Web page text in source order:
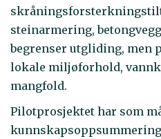
steinarmering,
begrenser utgliding, men
lokale miljøforhold,
mangfold.
Pilotprosjektet har som